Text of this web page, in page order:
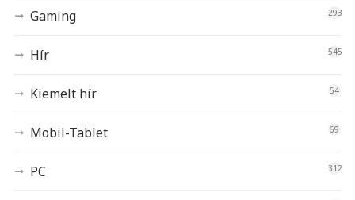
Gaming 293
Hír 545
Kiemelt hír 54
Mobil-Tablet 69
PC 312